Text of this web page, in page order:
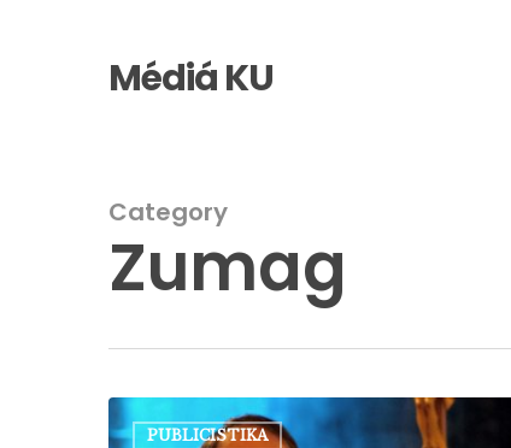
Médiá KU
Category
Zumag
Gabriš:PUBLICISTIKA